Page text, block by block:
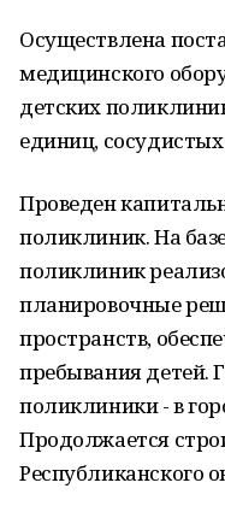
Осуществлена
медицинского
детских
единиц,
Проведен
поликлиник. На
поликлиник
планировочные
пространств,
пребывания детей.
поликлиники - в
Продолжается
Республиканского